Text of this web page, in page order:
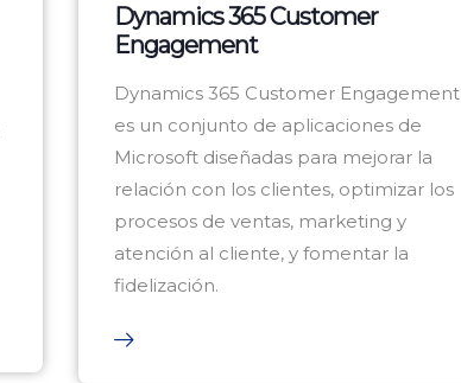
Dynamics 365 Customer
Engagement
Dynamics 365 Customer Engagement
es un conjunto de aplicaciones de
Microsoft diseñadas para mejorar la
relación con los clientes, optimizar los
procesos de ventas, marketing y
atención al cliente, y fomentar la
fidelización.